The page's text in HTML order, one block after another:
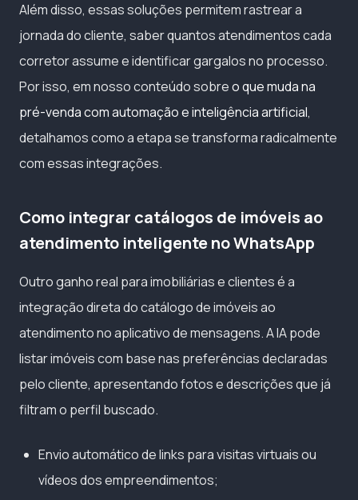
Além disso, essas soluções permitem rastrear a
jornada do cliente, saber quantos atendimentos cada
corretor assume e identificar gargalos no processo.
Por isso, em nosso conteúdo sobreo que muda na
pré-venda com automação e inteligência artificial,
detalhamos como a etapa se transforma radicalmente
com essas integrações.
Como integrar catálogos de imóveis ao
atendimento inteligente no WhatsApp
Outro ganho real para imobiliárias e clientes é a
integração direta do catálogo de imóveis ao
atendimento no aplicativo de mensagens. A IA pode
listar imóveis com base nas preferências declaradas
pelo cliente, apresentando fotos e descrições que já
filtram o perfil buscado.
Envio automático de links para visitas virtuais ou
vídeos dos empreendimentos;